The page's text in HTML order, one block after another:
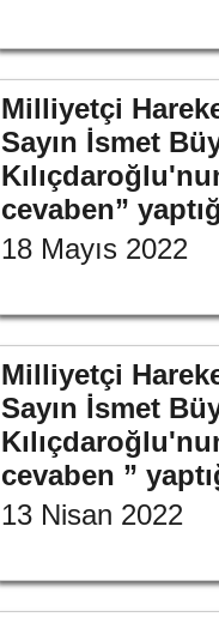
Milliyetçi
Sayın İsmet
cevaben”
18 Mayıs 2022
Milliyetçi
Sayın İsmet
cevaben ”
13 Nisan 2022